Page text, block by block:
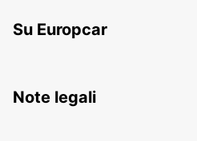
Su Europcar
Note legali